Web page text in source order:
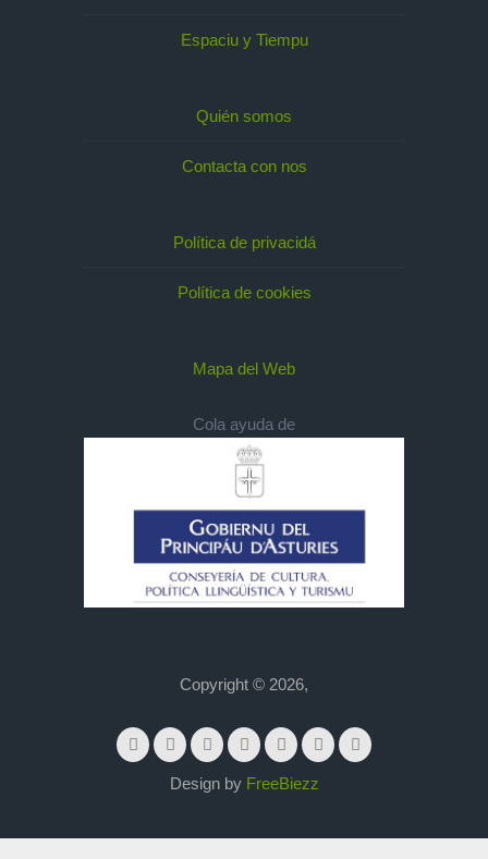
Espaciu y Tiempu
Quién somos
Contacta con nos
Política de privacidá
Política de cookies
Mapa del Web
Cola ayuda de
Copyright © 2026,
Design by FreeBiezz